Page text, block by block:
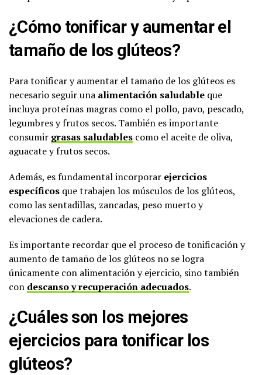
¿Cómo tonificar y aumentar el
tamaño de los glúteos?
Para tonificar y aumentar el tamaño de los glúteos es
necesario seguir una alimentación saludable que
incluya proteínas magras como el pollo, pavo, pescado,
legumbres y frutos secos. También es importante
consumir grasas saludables como el aceite de oliva,
aguacate y frutos secos.
Además, es fundamental incorporar ejercicios
específicos que trabajen los músculos de los glúteos,
como las sentadillas, zancadas, peso muerto y
elevaciones de cadera.
Es importante recordar que el proceso de tonificación y
aumento de tamaño de los glúteos no se logra
únicamente con alimentación y ejercicio, sino también
con descanso y recuperación adecuados.
¿Cuáles son los mejores
ejercicios para tonificar los
glúteos?